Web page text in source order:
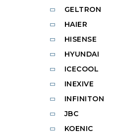
GELTRON
HAIER
HISENSE
HYUNDAI
ICECOOL
INEXIVE
INFINITON
JBC
KOENIC